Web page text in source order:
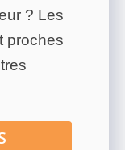
? Les
proches